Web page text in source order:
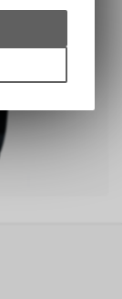
und
Sie,
Ihre